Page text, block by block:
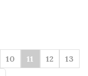
10 11 12
13